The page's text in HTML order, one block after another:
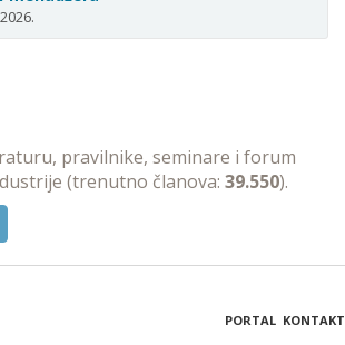
pravilnike, seminare i forum
(trenutno članova: 39.550).
PORTAL KONTAKT